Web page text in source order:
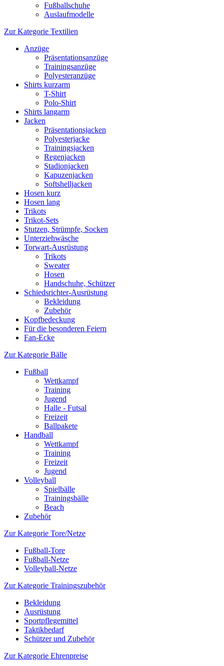
Fußballschuhe
Auslaufmodelle
Zur Kategorie Textilien
Anzüge
Präsentationsanzüge
Trainingsanzüge
Polyesteranzüge
Shirts kurzarm
T-Shirt
Polo-Shirt
Shirts langarm
Jacken
Präsentationsjacken
Polyesterjacke
Trainingsjacken
Regenjacken
Stadionjacken
Kapuzenjacken
Softshelljacken
Hosen kurz
Hosen lang
Trikots
Trikot-Sets
Stutzen, Strümpfe, Socken
Unterziehwäsche
Torwart-Ausrüstung
Trikots
Sweater
Hosen
Handschuhe, Schützer
Schiedsrichter-Ausrüstung
Bekleidung
Zubehör
Kopfbedeckung
Für die besonderen Feiern
Fan-Ecke
Zur Kategorie Bälle
Fußball
Wettkampf
Training
Jugend
Halle - Futsal
Freizeit
Ballpakete
Handball
Wettkampf
Training
Freizeit
Jugend
Volleyball
Spielbälle
Trainingsbälle
Beach
Zubehör
Zur Kategorie Tore/Netze
Fußball-Tore
Fußball-Netze
Volleyball-Netze
Zur Kategorie Trainingszubehör
Bekleidung
Ausrüstung
Sportpflegemittel
Taktikbedarf
Schützer und Zubehör
Zur Kategorie Ehrenpreise